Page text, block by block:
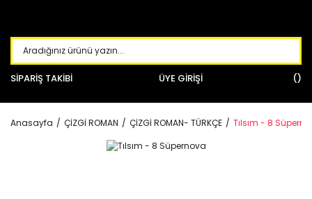
SİPARİŞ TAKİBİ ÜYE GİRİŞİ
Anasayfa ÇİZGİ ROMAN ÇİZGİ ROMAN- TÜRKÇE Tılsım - 8